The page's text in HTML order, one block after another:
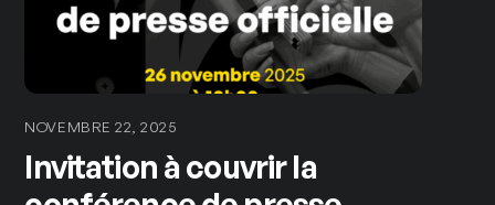
NOVEMBRE 22, 2025
Invitation à couvrir la